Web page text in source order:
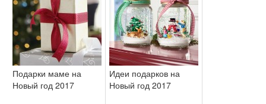
Подарки маме на
Новый год 2017
Идеи подарков на
Новый год 2017